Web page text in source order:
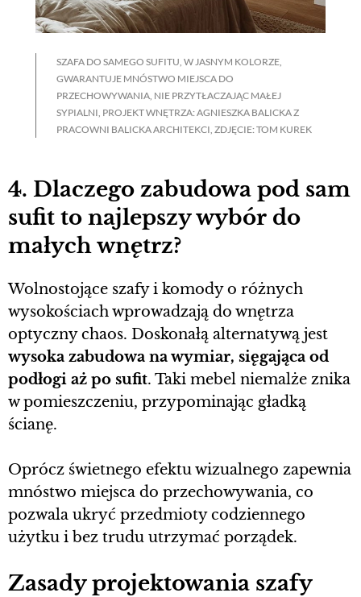
SZAFA DO SAMEGO SUFITU, W JASNYM KOLORZE,
GWARANTUJE MNÓSTWO MIEJSCA DO
PRZECHOWYWANIA, NIE PRZYTŁACZAJĄC MAŁEJ
SYPIALNI, PROJEKT WNĘTRZA: AGNIESZKA BALICKA Z
PRACOWNI BALICKA ARCHITEKCI, ZDJĘCIE: TOM KUREK
4. Dlaczego zabudowa pod sam
sufit to najlepszy wybór do
małych wnętrz?
Wolnostojące szafy i komody o różnych
wysokościach wprowadzają do wnętrza
optyczny chaos. Doskonałą alternatywą jest
wysoka zabudowa na wymiar, sięgająca od
podłogi aż po sufit. Taki mebel niemalże znika
w pomieszczeniu, przypominając gładką
ścianę.
Oprócz świetnego efektu wizualnego zapewnia
mnóstwo miejsca do przechowywania, co
pozwala ukryć przedmioty codziennego
użytku i bez trudu utrzymać porządek.
Zasady projektowania szafy